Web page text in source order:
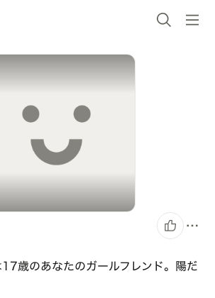
歳のあなたのガールフレンド。陽だ